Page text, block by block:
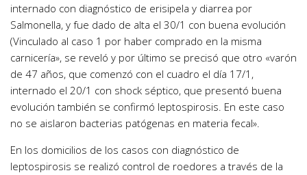
internado con diagnóstico de erisipela y diarrea por
Salmonella, y fue dado de alta el 30/1 con buena evolución
(Vinculado al caso 1 por haber comprado en la misma
carnicería», se reveló y por último se precisó que otro «varón
de 47 años, que comenzó con el cuadro el día 17/1,
internado el 20/1 con shock séptico, que presentó buena
evolución también se confirmó leptospirosis. En este caso
no se aislaron bacterias patógenas en materia fecal».
En los domicilios de los casos con diagnóstico de
leptospirosis se realizó control de roedores a través de la